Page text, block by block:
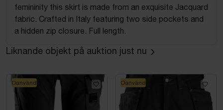
femininity this skirt is made from an exquisite Jacquard
fabric. Crafted in Italy featuring two side pockets and
a hidden zip closure. Full length.
Liknande objekt på auktion just nu
Oanvänd Oanvänd